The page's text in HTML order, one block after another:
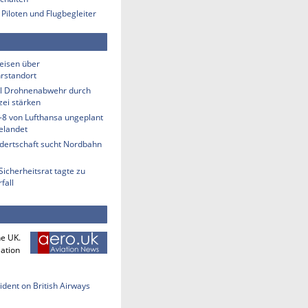
Piloten und Flugbegleiter
über
Drohnenabwehr durch
stärken
von Lufthansa ungeplant
sucht Nordbahn
tagte zu
UK.
on British Airways